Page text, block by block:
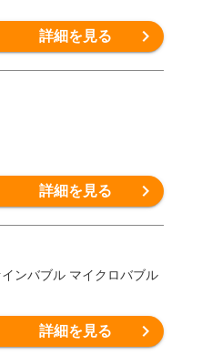
詳細を見る
詳細を見る
ンバブル マイクロバブル
詳細を見る